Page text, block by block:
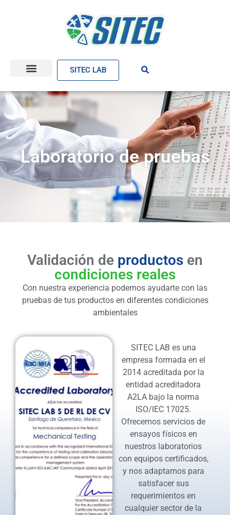
SITEC LAB
Laboratorio de pruebas
Validación de productos en
condiciones reales
Con nuestra experiencia podemos ayudarte con las
pruebas de tus productos en diferentes condiciones
ambientales
SITEC LAB es una
empresa formada en el
2014 acreditada por la
entidad acreditadora
A2LA bajo la norma
ISO/IEC 17025.
Ofrecemos servicios de
ensayos físicos en
nuestros laboratorios
con equipos certificados,
y nos adaptamos para
satisfacer sus
requerimientos en
cualquier sector de la